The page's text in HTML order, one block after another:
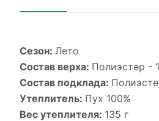
Сезон: Лето
Состав верха: Полиэстер -
Состав подклада:
Утеплитель: Пух 100%
Вес утеплителя: 135 г